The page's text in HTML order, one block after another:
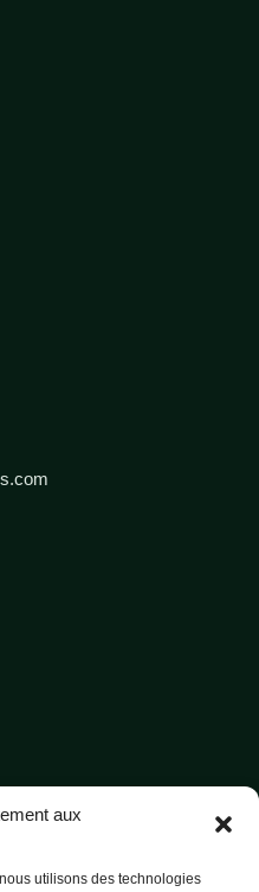
aux
utilisons des technologies